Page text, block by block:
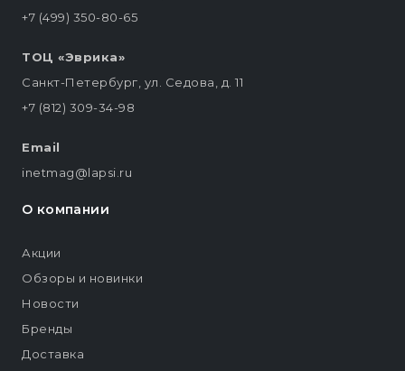
+7 (499) 350-80-65
ТОЦ «Эврика»
Санкт-Петербург, ул. Седова, д. 11
+7 (812) 309-34-98
Email
inetmag@lapsi.ru
О компании
Акции
Обзоры и новинки
Новости
Бренды
Доставка